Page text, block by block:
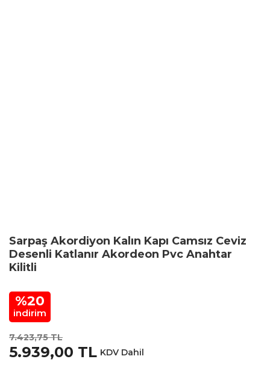
Sarpaş Akordiyon Kalın Kapı Camsız Ceviz
Desenli Katlanır Akordeon Pvc Anahtar
Kilitli
%20
indirim
7.423,75 TL
5.939,00 TL KDV Dahil